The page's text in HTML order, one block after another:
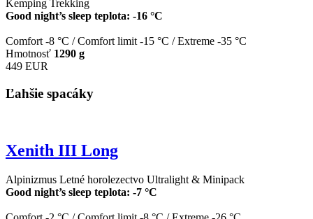
Kemping Trekking
Good night’s sleep teplota: -16 °C
Comfort -8 °C /Comfort limit -15 °C /Extreme -35 °C
Hmotnosť 1290 g
449 EUR
Ľahšie spacáky
Xenith III Long
Alpinizmus Letné horolezectvo Ultralight & Minipack
Good night’s sleep teplota: -7 °C